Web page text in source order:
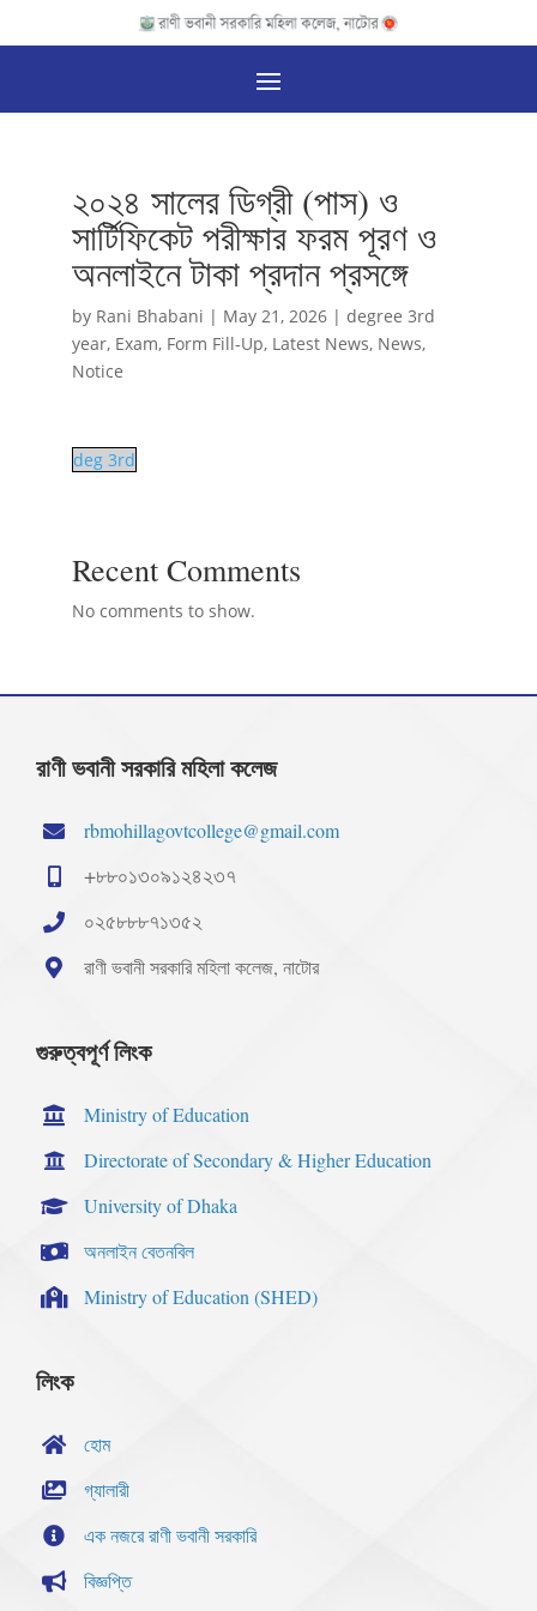
২০২৪ সালের ডিগ্রী (পাস) ও
সার্টিফিকেট পরীক্ষার ফরম পূরণ ও
অনলাইনে টাকা প্রদান প্রসঙ্গে
by Rani Bhabani | May 21, 2026| degree 3rd
year, Exam, Form Fill-Up, Latest News, News,
Notice
deg 3rd
Recent Comments
No comments to show.
রাণী ভবানী সরকারি মহিলা কলেজ
rbmohillagovtcollege@gmail.com
+৮৮০১৩০৯১২৪২৩৭
০২৫৮৮৮৭১৩৫২
রাণী ভবানী সরকারি মহিলা কলেজ, নাটোর
গুরুত্বপূর্ণ লিংক
Ministry of Education
Directorate of Secondary & Higher Education
University of Dhaka
অনলাইন বেতনবিল
Ministry of Education (SHED)
লিংক
হোম
গ্যালারী
এক নজরে রাণী ভবানী সরকারি
বিজ্ঞপ্তি